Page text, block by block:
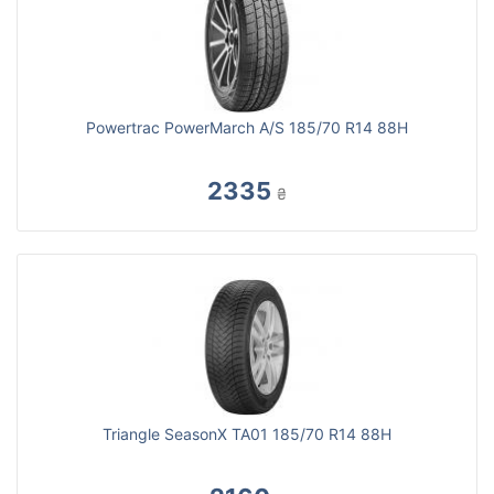
Powertrac PowerMarch A/S 185/70 R14 88H
2335 ₴
Triangle SeasonX TA01 185/70 R14 88H